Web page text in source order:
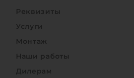
Реквизиты
Услуги
Монтаж
Наши работы
Дилерам